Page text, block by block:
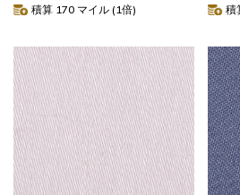
積算 170 マイル (1倍) 積